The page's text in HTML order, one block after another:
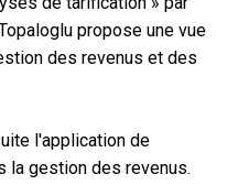
propose une vue
des revenus et des
l'application de
la gestion des revenus.